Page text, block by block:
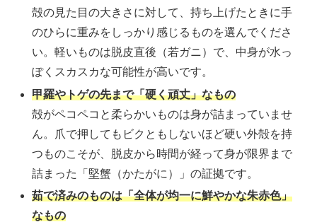
殻の見た目の大きさに対して、持ち上げたときに手
のひらに重みをしっかり感じるものを選んでくださ
い。軽いものは脱皮直後（若ガニ）で、中身が水っ
ぽくスカスカな可能性が高いです。
甲羅やトゲの先まで「硬く頑丈」なもの
殻がペコペコと柔らかいものは身が詰まっていませ
ん。爪で押してもビクともしないほど硬い外殻を持
つものこそが、脱皮から時間が経って身が限界まで
詰まった「堅蟹（かたがに）」の証拠です。
茹で済みのものは「全体が均一に鮮やかな朱赤色」
なもの